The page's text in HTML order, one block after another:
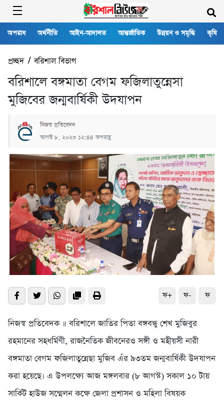
অপরাধ অর্থনীতি আইন-আদালত আন্তর্জাতিক উন্নয়ন ও সমৃদ্ধি কৃষি
প্রচ্ছদ/বরিশাল বিভাগ
বরিশালে বঙ্গমাতা বেগম ফজিলাতুন্নেসা
মুজিবের জন্মবার্ষিকী উদযাপন
নিজস্ব প্রতিবেদন
আগস্ট ৮, ২০২৩ ১২:৪৪ অপরাহ্ণ
ফ+ ফ- ফ
নিজস্ব প্রতিবেদক ॥ বরিশালে জাতির পিতা বঙ্গবন্ধু শেখ মুজিবুর
রহমানের সহধর্মিণী, রাজনৈতিক জীবনেরও সঙ্গী ও মহীয়সী নারী
বঙ্গমাতা বেগম ফজিলাতুন্নেছা মুজিব এঁর ৯৩তম জন্মবার্ষিকী উদযাপন
করা হয়েছে। এ উপলক্ষ্যে আজ মঙ্গলবার (৮ আগস্ট) সকাল ১০ টায়
সার্কিট হাউজ সম্মেলন কক্ষে জেলা প্রশাসন ও মহিলা বিষয়ক